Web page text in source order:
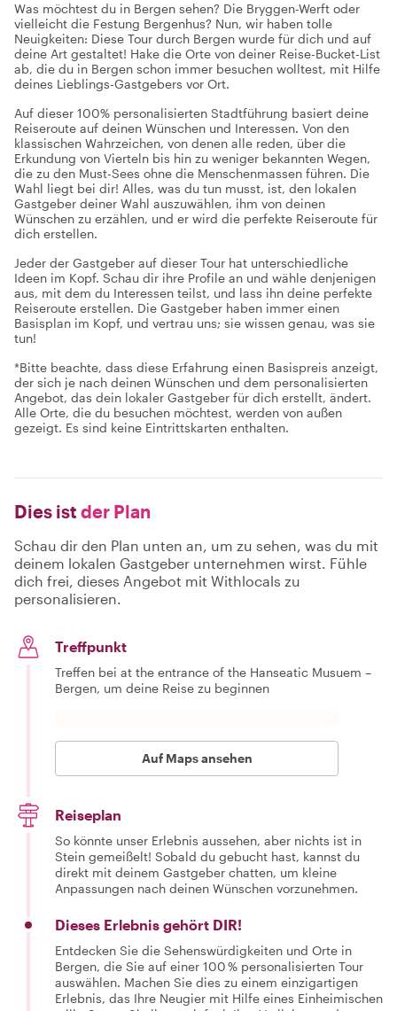
Was möchtest du in Bergen sehen? Die Bryggen-Werft oder
vielleicht die Festung Bergenhus? Nun, wir haben tolle
Neuigkeiten: Diese Tour durch Bergen wurde für dich und auf
deine Art gestaltet! Hake die Orte von deiner Reise-Bucket-List
ab, die du in Bergen schon immer besuchen wolltest, mit Hilfe
deines Lieblings-Gastgebers vor Ort.
Auf dieser 100% personalisierten Stadtführung basiert deine
Reiseroute auf deinen Wünschen und Interessen. Von den
klassischen Wahrzeichen, von denen alle reden, über die
Erkundung von Vierteln bis hin zu weniger bekannten Wegen,
die zu den Must-Sees ohne die Menschenmassen führen. Die
Wahl liegt bei dir! Alles, was du tun musst, ist, den lokalen
Gastgeber deiner Wahl auszuwählen, ihm von deinen
Wünschen zu erzählen, und er wird die perfekte Reiseroute für
dich erstellen.
Jeder der Gastgeber auf dieser Tour hat unterschiedliche
Ideen im Kopf. Schau dir ihre Profile an und wähle denjenigen
aus, mit dem du Interessen teilst, und lass ihn deine perfekte
Reiseroute erstellen. Die Gastgeber haben immer einen
Basisplan im Kopf, und vertrau uns; sie wissen genau, was sie
tun!
*Bitte beachte, dass diese Erfahrung einen Basispreis anzeigt,
der sich je nach deinen Wünschen und dem personalisierten
Angebot, das dein lokaler Gastgeber für dich erstellt, ändert.
Alle Orte, die du besuchen möchtest, werden von außen
gezeigt. Es sind keine Eintrittskarten enthalten.
Dies ist der Plan
Schau dir den Plan unten an, um zu sehen, was du mit
deinem lokalen Gastgeber unternehmen wirst. Fühle
dich frei, dieses Angebot mit Withlocals zu
personalisieren.
Treffpunkt
Treffen bei at the entrance of the Hanseatic Musuem –
Bergen, um deine Reise zu beginnen
Auf Maps ansehen
Reiseplan
So könnte unser Erlebnis aussehen, aber nichts ist in
Stein gemeißelt! Sobald du gebucht hast, kannst du
direkt mit deinem Gastgeber chatten, um kleine
Anpassungen nach deinen Wünschen vorzunehmen.
Dieses Erlebnis gehört DIR!
Entdecken Sie die Sehenswürdigkeiten und Orte in
Bergen, die Sie auf einer 100 % personalisierten Tour
auswählen. Machen Sie dies zu einem einzigartigen
Erlebnis, das Ihre Neugier mit Hilfe eines Einheimischen